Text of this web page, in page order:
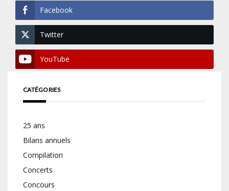
Facebook
Twitter
YouTube
CATÉGORIES
25 ans
Bilans annuels
Compilation
Concerts
Concours